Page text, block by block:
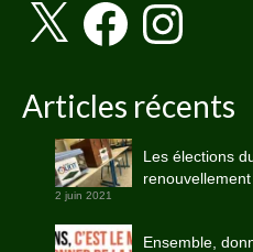
FacebookInstagram
Articles récents
Les élections
2 juin 2021
Ensemble,